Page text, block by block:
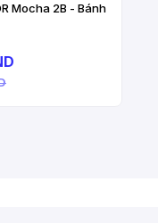
Mocha 2B - Bánh